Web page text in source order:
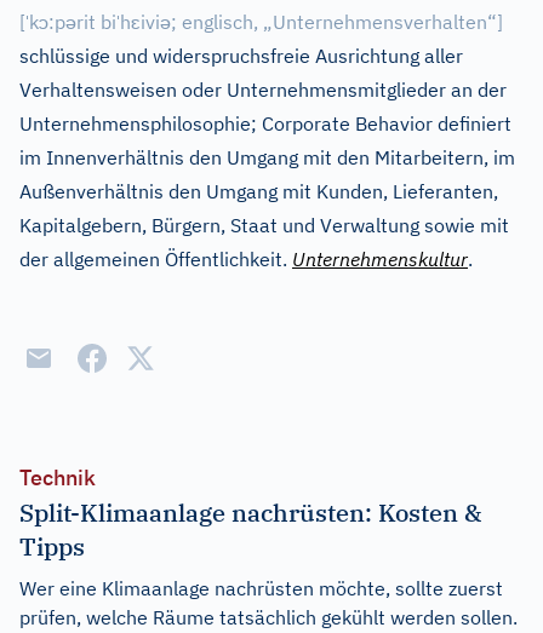
[ˈkɔ:pərit biˈhɛiviə; englisch, „Unternehmensverhalten“]
schlüssige und widerspruchsfreie Ausrichtung aller
Verhaltensweisen oder Unternehmensmitglieder an der
Unternehmensphilosophie; Corporate Behavior definiert
im Innenverhältnis den Umgang mit den Mitarbeitern, im
Außenverhältnis den Umgang mit Kunden, Lieferanten,
Kapitalgebern, Bürgern, Staat und Verwaltung sowie mit
der allgemeinen Öffentlichkeit. Unternehmenskultur.
Technik
Split-Klimaanlage nachrüsten: Kosten &
Tipps
Wer eine Klimaanlage nachrüsten möchte, sollte zuerst
prüfen, welche Räume tatsächlich gekühlt werden sollen.